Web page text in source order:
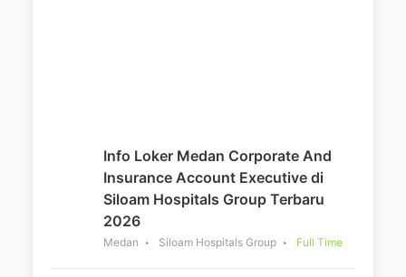
Info Loker Medan Corporate And
Insurance Account Executive di
Siloam Hospitals Group Terbaru
2026
Medan Siloam Hospitals Group Full Time